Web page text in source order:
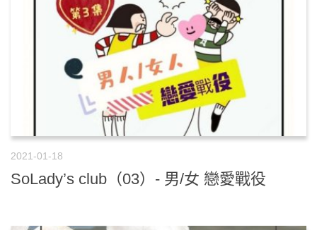
2021-01-18
SoLady’s club（03）- 男/女 戀愛戰役